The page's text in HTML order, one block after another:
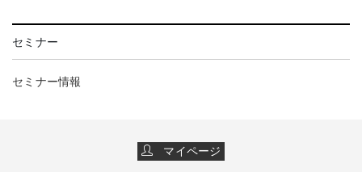
セミナー
セミナー情報
マイページ